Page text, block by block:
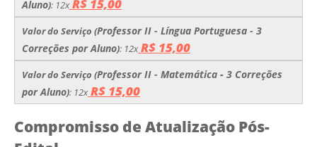
Aluno): 12x R$ 15,00
Valor do Serviço (Professor II - Língua Portuguesa​​​​​​​ - 3
Correções por Aluno): 12x R$ 15,00
Valor do Serviço (Professor II - Matemática​​​​​​​ ​​​​​​​​​​​​​​​​​​​​​ - 3 Correções
por Aluno): 12x R$ 15,00
Compromisso de Atualização Pós-